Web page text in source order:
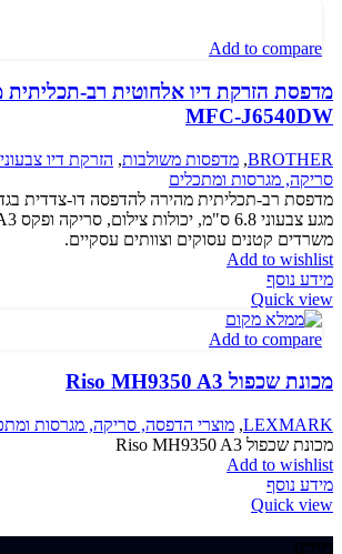
Add to compare
MFC-J6540DW
BROTHER
, מדפסות משולבות, הזרקת דיו
סריקה, מגרסות ומתכלים
משרדים קטנים עסוקים וצוותים עסקיים.
Add to wishlist
מידע נוסף
Quick view
Add to compare
מכונת שכפול Riso MH9350 A3
LEXMARK
, מוצרי הדפסה, סריקה, מגרסות
מכונת שכפול Riso MH9350 A3
Add to wishlist
מידע נוסף
Quick view